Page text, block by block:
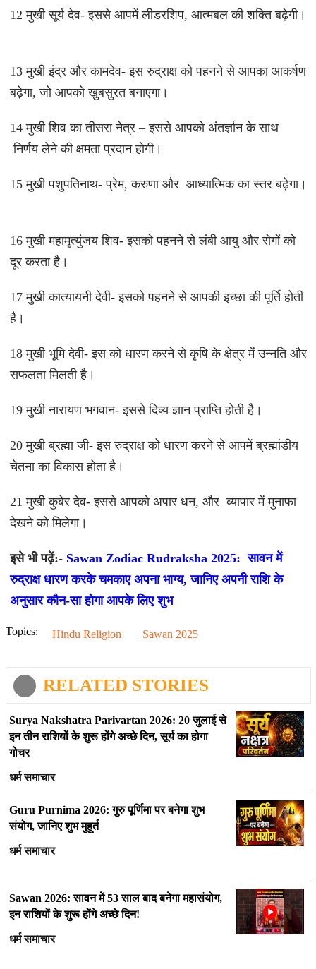
12 मुखी सूर्य देव- इससे आपमें लीडरशिप, आत्मबल की शक्ति बढ़ेगी।
13 मुखी इंद्र और कामदेव- इस रुद्राक्ष को पहनने से आपका आकर्षण
बढ़ेगा, जो आपको खुबसुरत बनाएगा।
14 मुखी शिव का तीसरा नेत्र – इससे आपको अंतर्ज्ञान के साथ
निर्णय लेने की क्षमता प्रदान होगी।
15 मुखी पशुपतिनाथ- प्रेम, करुणा और आध्यात्मिक का स्तर बढ़ेगा।
16 मुखी महामृत्युंजय शिव- इसको पहनने से लंबी आयु और रोगों को
दूर करता है।
17 मुखी कात्यायनी देवी- इसको पहनने से आपकी इच्छा की पूर्ति होती
है।
18 मुखी भूमि देवी- इस को धारण करने से कृषि के क्षेत्र में उन्नति और
सफलता मिलती है।
19 मुखी नारायण भगवान- इससे दिव्य ज्ञान प्राप्ति होती है।
20 मुखी ब्रह्मा जी- इस रुद्राक्ष को धारण करने से आपमें ब्रह्मांडीय
चेतना का विकास होता है।
21 मुखी कुबेर देव- इससे आपको अपार धन, और व्यापार में मुनाफा
देखने को मिलेगा।
इसे भी पढ़ें:- Sawan Zodiac Rudraksha 2025: सावन में
रुद्राक्ष धारण करके चमकाए अपना भाग्य, जानिए अपनी राशि के
अनुसार कौन-सा होगा आपके लिए शुभ
Topics: Hindu Religion Sawan 2025
RELATED STORIES
Surya Nakshatra Parivartan 2026: 20 जुलाई से
इन तीन राशियों के शुरू होंगे अच्छे दिन, सूर्य का होगा
गोचर
धर्म समाचार
Guru Purnima 2026: गुरु पूर्णिमा पर बनेगा शुभ
संयोग, जानिए शुभ मुहूर्त
धर्म समाचार
Sawan 2026: सावन में 53 साल बाद बनेगा महासंयोग,
इन राशियों के शुरू होंगे अच्छे दिन!
धर्म समाचार